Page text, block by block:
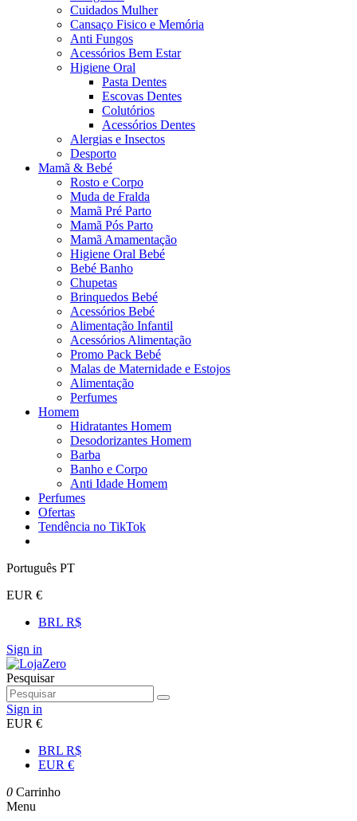
Cuidados Mulher
Cansaço Fisico e Memória
Anti Fungos
Acessórios Bem Estar
Higiene Oral
Pasta Dentes
Escovas Dentes
Colutórios
Acessórios Dentes
Alergias e Insectos
Desporto
Mamã & Bebé
Rosto e Corpo
Muda de Fralda
Mamã Pré Parto
Mamã Pós Parto
Mamã Amamentação
Higiene Oral Bebé
Bebé Banho
Chupetas
Brinquedos Bebé
Acessórios Bebé
Alimentação Infantil
Acessórios Alimentação
Promo Pack Bebé
Malas de Maternidade e Estojos
Alimentação
Perfumes
Homem
Hidratantes Homem
Desodorizantes Homem
Barba
Banho e Corpo
Anti Idade Homem
Perfumes
Ofertas
Tendência no TikTok
Português PT
EUR €
BRL R$
Sign in
Pesquisar
Sign in
EUR €
BRL R$
EUR €
0 Carrinho
Menu